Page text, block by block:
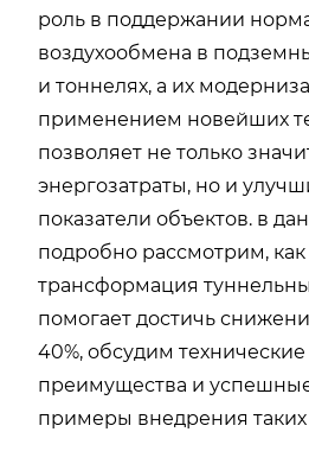
роль в поддержании
воздухообмена в
и тоннелях, а их
применением новейших
позволяет не только
энергозатраты, но и
показатели объектов. в
подробно рассмотрим, как
трансформация
помогает достичь
40%, обсудим
преимущества и
примеры внедрения таких